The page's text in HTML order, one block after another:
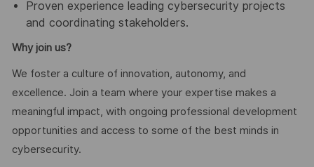
Proven experience leading cybersecurity projects
and coordinating stakeholders.
Why join us?
We foster a culture of innovation, autonomy, and
excellence. Join a team where your expertise makes a
meaningful impact, with ongoing professional development
opportunities and access to some of the best minds in
cybersecurity.